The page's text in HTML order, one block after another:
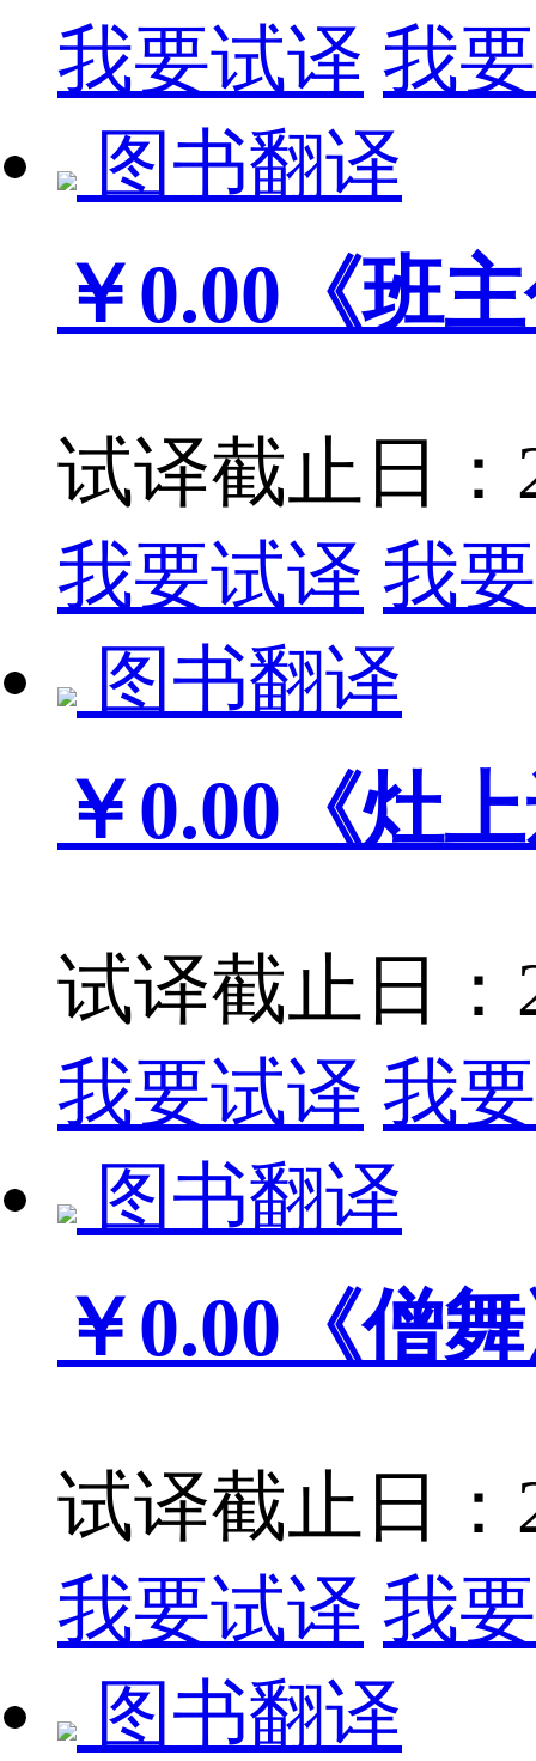
我要试译 我
图书翻译
￥0.00 《班
试译截止日：
我要试译 我
图书翻译
￥0.00 《灶
试译截止日：
我要试译 我
图书翻译
￥0.00 《僧
试译截止日：
我要试译 我
图书翻译